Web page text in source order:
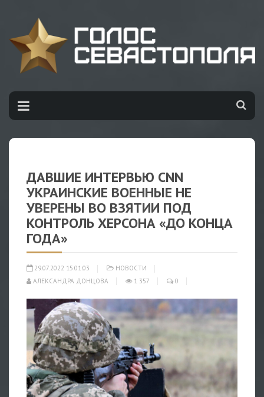
ДАВШИЕ ИНТЕРВЬЮ CNN
УКРАИНСКИЕ ВОЕННЫЕ НЕ
УВЕРЕНЫ ВО ВЗЯТИИ ПОД
КОНТРОЛЬ ХЕРСОНА «ДО КОНЦА
ГОДА»
29.07.2022 15:01:03
НОВОСТИ
АЛЕКСАНДРА ДОНЦОВА
1 357 0